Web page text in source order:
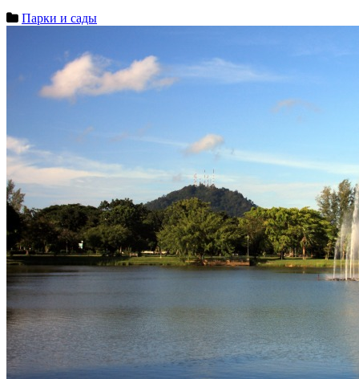
Парки и сады